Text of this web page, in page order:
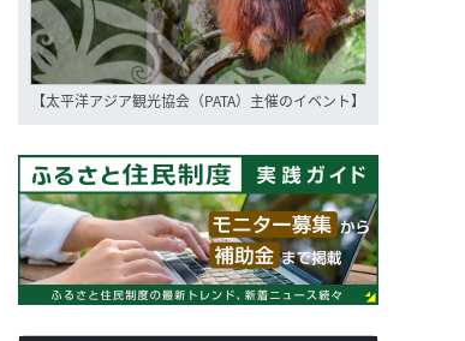
【太平洋アジア観光協会（PATA）主催のイベント】